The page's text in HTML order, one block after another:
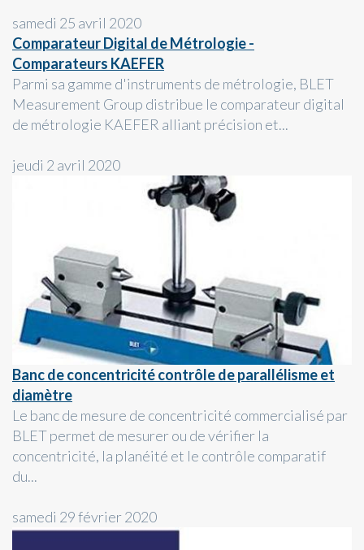
samedi 25 avril 2020
Comparateur Digital de Métrologie -
Comparateurs KAEFER
Parmi sa gamme d'instruments de métrologie, BLET
Measurement Group distribue le comparateur digital
de métrologie KAEFER alliant précision et...
jeudi 2 avril 2020
Banc de concentricité contrôle de parallélisme et
diamètre
Le banc de mesure de concentricité commercialisé par
BLET permet de mesurer ou de vérifier la
concentricité, la planéité et le contrôle comparatif
du...
samedi 29 février 2020